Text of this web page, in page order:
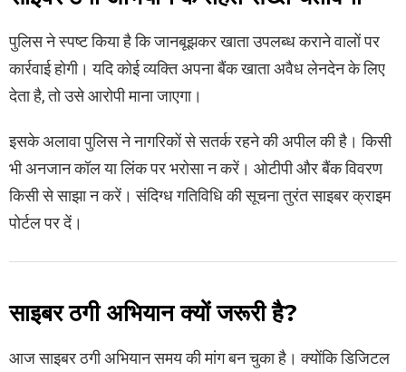
पुलिस ने स्पष्ट किया है कि जानबूझकर खाता उपलब्ध कराने वालों पर
कार्रवाई होगी। यदि कोई व्यक्ति अपना बैंक खाता अवैध लेनदेन के लिए
देता है, तो उसे आरोपी माना जाएगा।
इसके अलावा पुलिस ने नागरिकों से सतर्क रहने की अपील की है। किसी
भी अनजान कॉल या लिंक पर भरोसा न करें। ओटीपी और बैंक विवरण
किसी से साझा न करें। संदिग्ध गतिविधि की सूचना तुरंत साइबर क्राइम
पोर्टल पर दें।
साइबर ठगी अभियान क्यों जरूरी है?
आज साइबर ठगी अभियान समय की मांग बन चुका है। क्योंकि डिजिटल